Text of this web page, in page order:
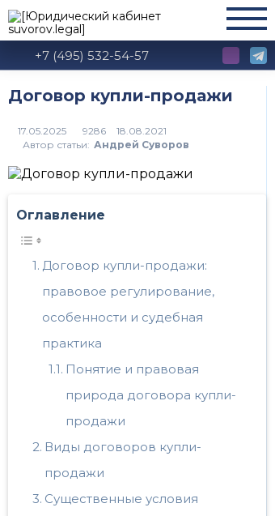
+7 (495) 532-54-57
Договор купли-продажи
9286
Автор статьи: Андрей Суворов
Оглавление
Договор купли-продажи:
правовое регулирование,
особенности и судебная
практика
Понятие и правовая
природа договора купли-
продажи
Виды договоров купли-
продажи
Существенные условия